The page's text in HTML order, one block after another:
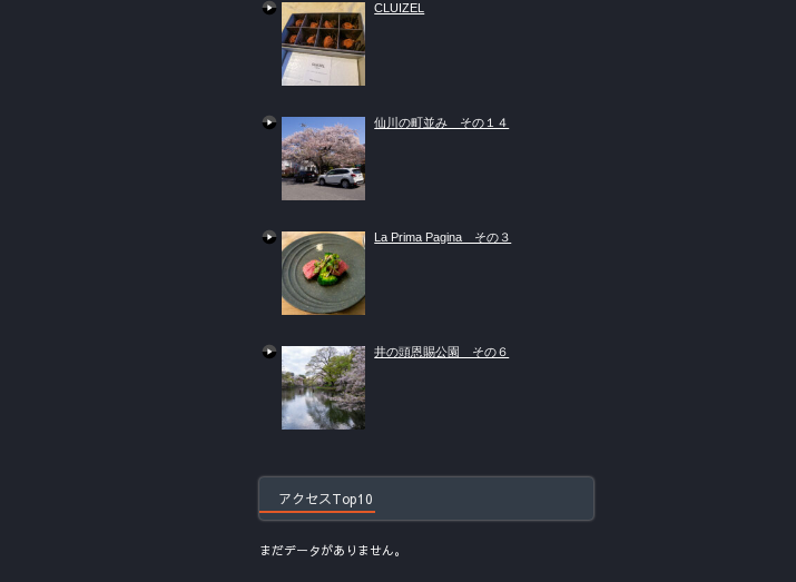
CLUIZEL
仙川の町並み その１４
La Prima Pagina その３
井の頭恩賜公園 その６
アクセスTop10
まだデータがありません。